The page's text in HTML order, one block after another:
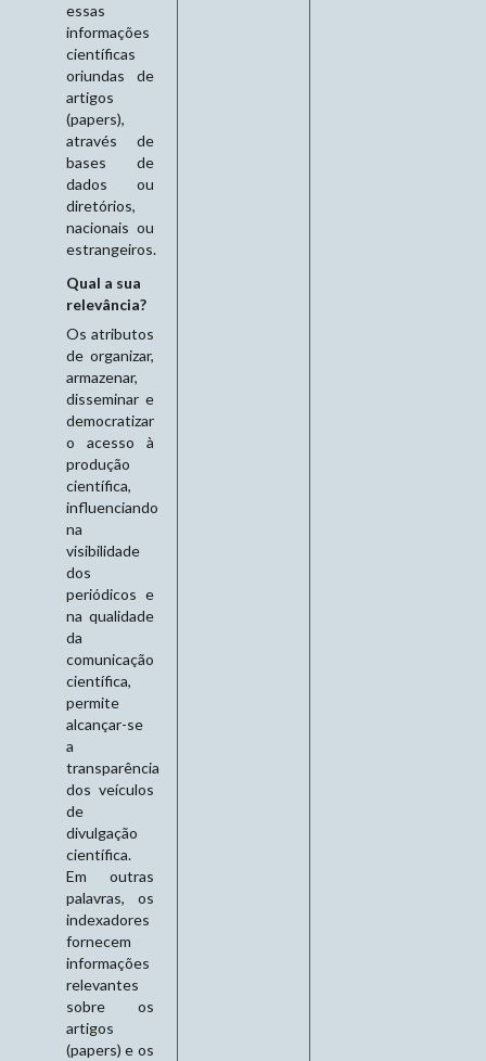
essas
informações
científicas
oriundas de
artigos
(papers),
através de
bases de
dados ou
diretórios,
nacionais ou
estrangeiros.
Qual a sua
relevância?
Os atributos
de organizar,
armazenar,
disseminar e
democratizar
o acesso à
produção
científica,
influenciando
na
visibilidade
dos
periódicos e
na qualidade
da
comunicação
científica,
permite
alcançar-se
a
transparência
dos veículos
de
divulgação
científica.
Em outras
palavras, os
indexadores
fornecem
informações
relevantes
sobre os
artigos
(papers) e os